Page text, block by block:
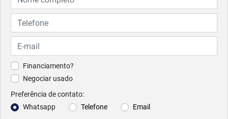
Financiamento?
Negociar usado
Preferência de contato:
Whatsapp
Telefone Email